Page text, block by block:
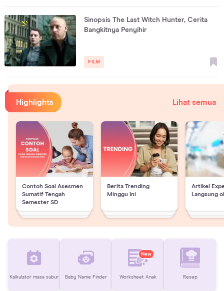
Sinopsis The Last Witch Hunter, Cerita
Bangkitnya Penyihir
FILM
Highlights Lihat semua
Contoh Soal Asesmen
Sumatif Tengah
Semester SD
Berita Trending
Minggu Ini
Artikel
Langsung
Kalkulator masa subur Baby Name Finder
New
Worksheet Anak Resep